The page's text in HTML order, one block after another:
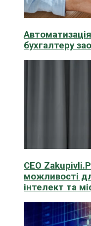
бухгалтеру
CEO
можливості
інтелект та